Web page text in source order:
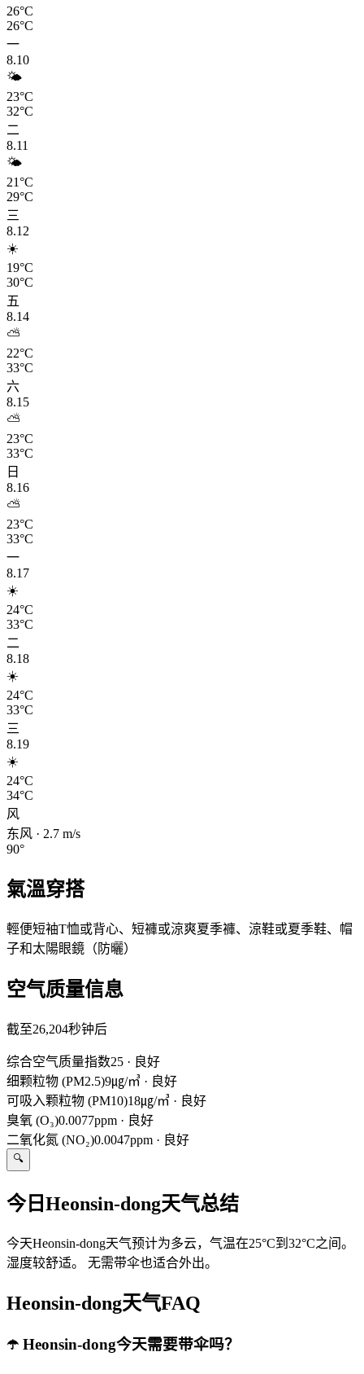
26°C
26°C
一
8.10
🌤️
23°C
32°C
二
8.11
🌤️
21°C
29°C
三
8.12
☀️
19°C
30°C
五
8.14
⛅
22°C
33°C
六
8.15
⛅
23°C
33°C
日
8.16
⛅
23°C
33°C
一
8.17
☀️
24°C
33°C
二
8.18
☀️
24°C
33°C
三
8.19
☀️
24°C
34°C
风
东风 · 2.7 m/s
90°
氣溫穿搭
輕便短袖T恤或背心、短褲或涼爽夏季褲、涼鞋或夏季鞋、帽
子和太陽眼鏡（防曬）
空气质量信息
截至26,204秒钟后
综合空气质量指数25 · 良好
细颗粒物 (PM2.5)9㎍/㎥ · 良好
可吸入颗粒物 (PM10)18㎍/㎥ · 良好
臭氧 (O₃)0.0077ppm · 良好
二氧化氮 (NO₂)0.0047ppm · 良好
🔍
今日Heonsin-dong天气总结
今天Heonsin-dong天气预计为多云，气温在25°C到32°C之间。
湿度较舒适。 无需带伞也适合外出。
Heonsin-dong天气FAQ
☂️ Heonsin-dong今天需要带伞吗？